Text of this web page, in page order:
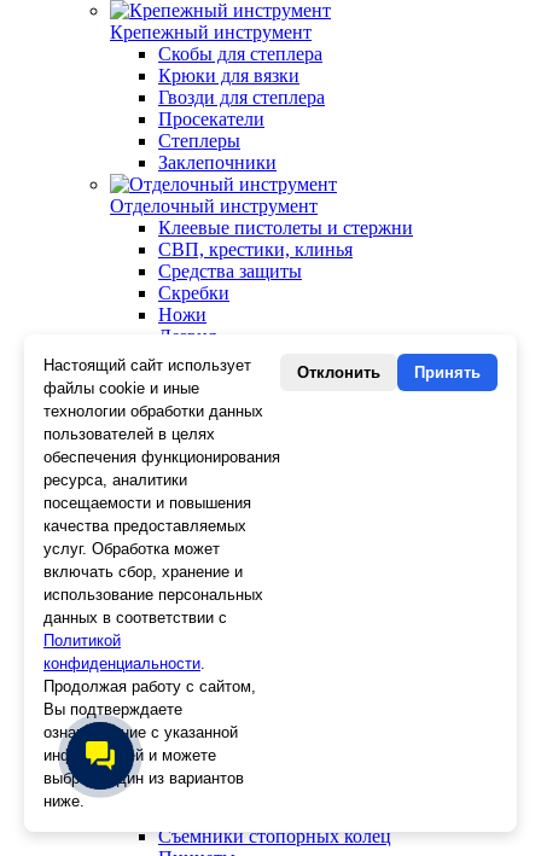
Крепежный инструмент
Скобы для степлера
Крюки для вязки
Гвозди для степлера
Просекатели
Степлеры
Заклепочники
Отделочный инструмент
Клеевые пистолеты и стержни
СВП, крестики, клинья
Средства защиты
Скребки
Ножи
Лезвия
Лента малярная, скотч
Стеклорезы
Плиткорезы
Пистолеты для герметика и пены
Шила
Стеклоткань, серпянка
Ещё 2
Слесарный инструмент
Болторезы
Длинногубцы
Круглогубцы
Тонкогубцы, утконосы
Кувалды
Молотки
Головки
Зенкера, бородки, кернеры
Керны
Патроны, переходники
Ножницы электрика
Съемники стопорных колец
Настоящий сайт использует
файлы cookie и иные
технологии обработки данных
пользователей в целях
обеспечения функционирования
ресурса, аналитики
посещаемости и повышения
качества предоставляемых
услуг. Обработка может
включать сбор, хранение и
использование персональных
данных в соответствии с
Политикой
конфиденциальности.
Продолжая работу с сайтом,
Вы подтверждаете
ознакомление с указанной
информацией и можете
выбрать один из вариантов
ниже.
Отклонить Принять